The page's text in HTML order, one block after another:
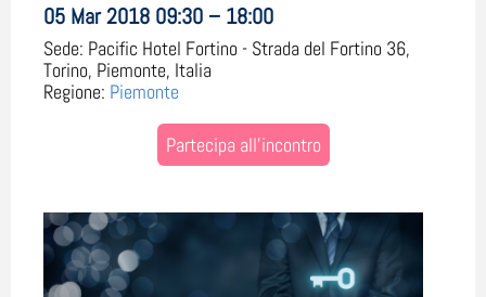
05 Mar 2018 09:30 – 18:00
Sede: Pacific Hotel Fortino - Strada del Fortino 36,
Torino, Piemonte, Italia
Regione: Piemonte
Partecipa all'incontro